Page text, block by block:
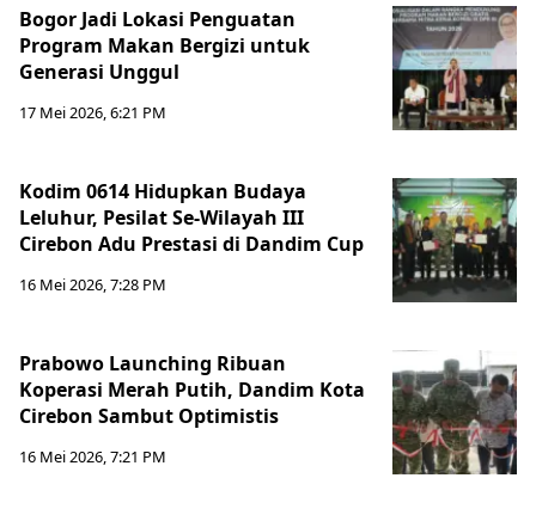
Bogor Jadi Lokasi Penguatan
Program Makan Bergizi untuk
Generasi Unggul
17 Mei 2026, 6:21 PM
Kodim 0614 Hidupkan Budaya
Leluhur, Pesilat Se-Wilayah III
Cirebon Adu Prestasi di Dandim Cup
16 Mei 2026, 7:28 PM
Prabowo Launching Ribuan
Koperasi Merah Putih, Dandim Kota
Cirebon Sambut Optimistis
16 Mei 2026, 7:21 PM